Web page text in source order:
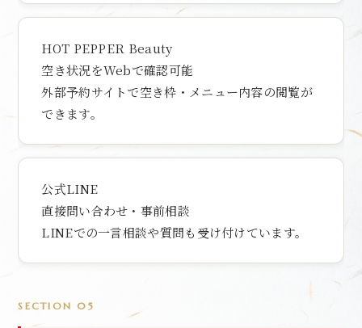
HOT PEPPER Beauty
空き状況をWebで確認可能
外部予約サイトで空き枠・メニュー内容の閲覧が
できます。
公式LINE
直接問い合わせ・事前相談
LINEでの一言相談や質問も受け付けています。
SECTION 05